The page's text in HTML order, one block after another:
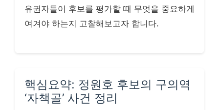
유권자들이 후보를 평가할 때 무엇을 중요하게
여겨야 하는지 고찰해보고자 합니다.
핵심요약: 정원호 후보의 구의역
‘자책골’ 사건 정리